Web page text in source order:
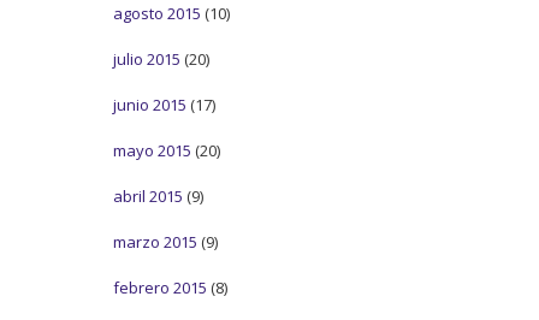
agosto 2015 (10)
julio 2015 (20)
junio 2015 (17)
mayo 2015 (20)
abril 2015 (9)
marzo 2015 (9)
febrero 2015 (8)